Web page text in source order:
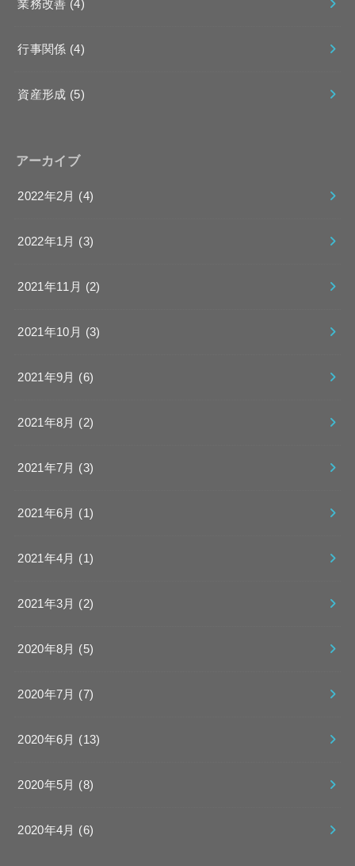
業務改善 (4)
行事関係 (4)
資産形成 (5)
アーカイブ
2022年2月 (4)
2022年1月 (3)
2021年11月 (2)
2021年10月 (3)
2021年9月 (6)
2021年8月 (2)
2021年7月 (3)
2021年6月 (1)
2021年4月 (1)
2021年3月 (2)
2020年8月 (5)
2020年7月 (7)
2020年6月 (13)
2020年5月 (8)
2020年4月 (6)